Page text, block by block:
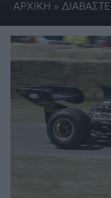
ΑΡΧΙΚΗ »